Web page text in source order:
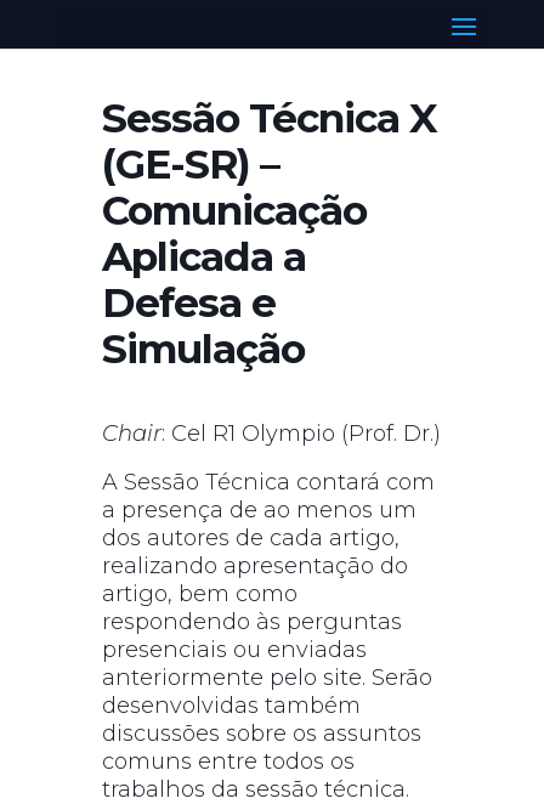
Sessão Técnica X
(GE-SR) –
Comunicação
Aplicada a
Defesa e
Simulação
Chair: Cel R1 Olympio (Prof. Dr.)
A Sessão Técnica contará com
a presença de ao menos um
dos autores de cada artigo,
realizando apresentação do
artigo, bem como
respondendo às perguntas
presenciais ou enviadas
anteriormente pelo site. Serão
desenvolvidas também
discussões sobre os assuntos
comuns entre todos os
trabalhos da sessão técnica.